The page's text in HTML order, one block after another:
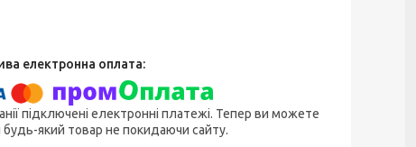
підключені електронні платежі. Тепер ви можете
будь-який товар не покидаючи сайту.